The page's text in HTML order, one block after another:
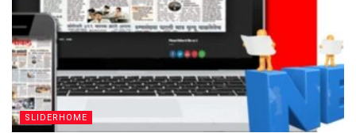
SLIDERHOME